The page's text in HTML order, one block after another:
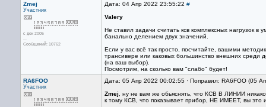
Zmej
Участник
с дек 2005
...
Сообщений: 10762
Дата: 04 Апр 2022 23:55:22 #
Valery
Не ставил задачи считать ксв комплексных нагрузок
банально делением двух значений.
Если у вас всё так просто, посчитайте, вашими
трансивере или каковых большинство внешних среди
(на ваш выбор).
Посмотрим, на сколько вам "слабо" будет!
RA6FOO
Участник
Дата: 05 Апр 2022 00:02:55 · Поправил: RA6FOO (05
Zmej , ну не вам же обьяснять, что КСВ В ЛИНИИ
к тому КСВ, что показывает прибор, НЕ ИМЕЕТ, вы это